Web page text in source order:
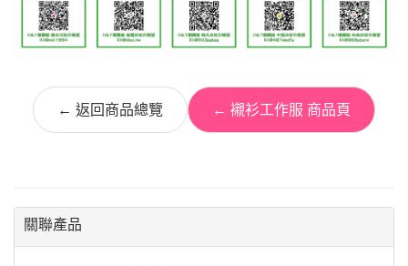
← 返回商品總覽 ← 襯衫工作服 商品頁
關聯產品